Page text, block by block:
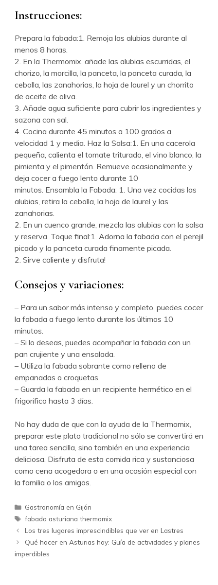
Instrucciones:
Prepara la fabada:1. Remoja las alubias durante al
menos 8 horas.
2. En la Thermomix, añade las alubias escurridas, el
chorizo, la morcilla, la panceta, la panceta curada, la
cebolla, las zanahorias, la hoja de laurel y un chorrito
de aceite de oliva.
3. Añade agua suficiente para cubrir los ingredientes y
sazona con sal.
4. Cocina durante 45 minutos a 100 grados a
velocidad 1 y media. Haz la Salsa:1. En una cacerola
pequeña, calienta el tomate triturado, el vino blanco, la
pimienta y el pimentón. Remueve ocasionalmente y
deja cocer a fuego lento durante 10
minutos. Ensambla la Fabada: 1. Una vez cocidas las
alubias, retira la cebolla, la hoja de laurel y las
zanahorias.
2. En un cuenco grande, mezcla las alubias con la salsa
y reserva. Toque final:1. Adorna la fabada con el perejil
picado y la panceta curada finamente picada.
2. Sirve caliente y disfruta!
Consejos y variaciones:
– Para un sabor más intenso y completo, puedes cocer
la fabada a fuego lento durante los últimos 10
minutos.
– Si lo deseas, puedes acompañar la fabada con un
pan crujiente y una ensalada.
– Utiliza la fabada sobrante como relleno de
empanadas o croquetas.
– Guarda la fabada en un recipiente hermético en el
frigorífico hasta 3 días.
No hay duda de que con la ayuda de la Thermomix,
preparar este plato tradicional no sólo se convertirá en
una tarea sencilla, sino también en una experiencia
deliciosa. Disfruta de esta comida rica y sustanciosa
como cena acogedora o en una ocasión especial con
la familia o los amigos.
Categorías
Gastronomía en Gijón
Etiquetas
fabada asturiana thermomix
Los tres lugares imprescindibles que ver en Lastres
Qué hacer en Asturias hoy: Guía de actividades y planes
imperdibles